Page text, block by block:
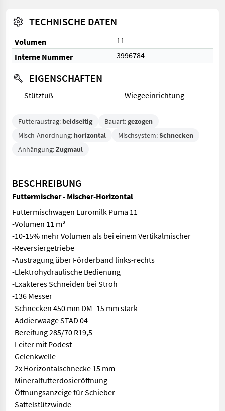
TECHNISCHE DATEN
Volumen
11
Interne Nummer
3996784
EIGENSCHAFTEN
Stützfuß Wiegeeinrichtung
Futteraustrag: beidseitig Bauart:gezogen
Misch-Anordnung: horizontal Mischsystem:Schnecken
Anhängung:Zugmaul
BESCHREIBUNG
Futtermischer - Mischer-Horizontal
Futtermischwagen Euromilk Puma 11
-Volumen 11 m³
-10-15% mehr Volumen als bei einem Vertikalmischer
-Reversiergetriebe
-Austragung über Förderband links-rechts
-Elektrohydraulische Bedienung
-Exakteres Schneiden bei Stroh
-136 Messer
-Schnecken 450 mm DM- 15 mm stark
-Addierwaage STAD 04
-Bereifung 285/70 R19,5
-Leiter mit Podest
-Gelenkwelle
-2x Horizontalschnecke 15 mm
-Mineralfutterdosieröffnung
-Öffnungsanzeige für Schieber
-Sattelstützwinde